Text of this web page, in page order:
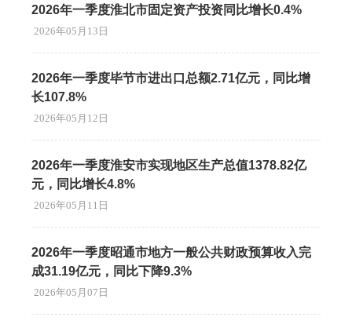
2026年一季度淮北市固定资产投资同比增长0.4%
2026年05月13日
2026年一季度毕节市进出口总额2.71亿元，同比增
长107.8%
2026年05月12日
2026年一季度淮安市实现地区生产总值1378.82亿
元，同比增长4.8%
2026年05月11日
2026年一季度昭通市地方一般公共财政预算收入完
成31.19亿元，同比下降9.3%
2026年05月07日